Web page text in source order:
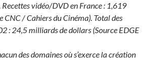
vidéo/DVD en France : 1,619
CNC / Cahiers du Cinéma). Total des
: 24,5 milliards de dollars (Source EDGE
des domaines où s’exerce la création